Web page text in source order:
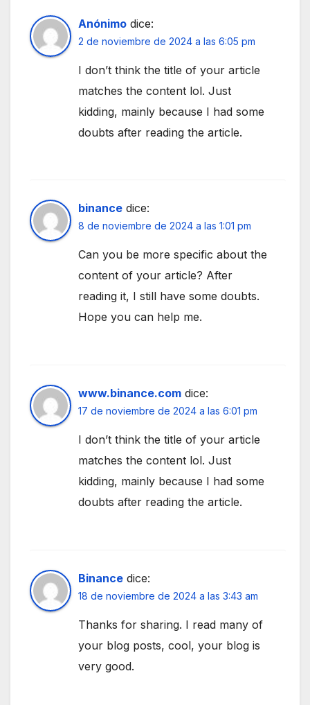
Anónimo dice:
2 de noviembre de 2024 a las 6:05 pm
I don’t think the title of your article
matches the content lol. Just
kidding, mainly because I had some
doubts after reading the article.
binance dice:
8 de noviembre de 2024 a las 1:01 pm
Can you be more specific about the
content of your article? After
reading it, I still have some doubts.
Hope you can help me.
www.binance.com dice:
17 de noviembre de 2024 a las 6:01 pm
I don’t think the title of your article
matches the content lol. Just
kidding, mainly because I had some
doubts after reading the article.
Binance dice:
18 de noviembre de 2024 a las 3:43 am
Thanks for sharing. I read many of
your blog posts, cool, your blog is
very good.